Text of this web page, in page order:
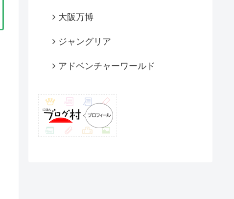
大阪万博
ジャングリア
アドベンチャーワールド